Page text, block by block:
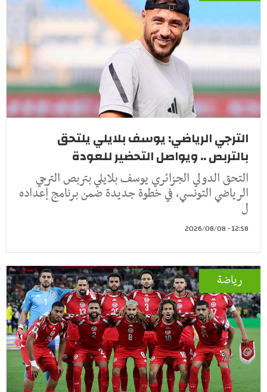
الترجي الرياضي: يوسف بلايلي يلتحق
بالتربص .. ويواصل التحضير للعودة
التحق الدولي الجزائري يوسف بلايلي بتربص الترجي
الرياضي التونسي، في خطوة جديدة ضمن برنامج إعداده
ل
12:58 - 2026/08/08
رياضة